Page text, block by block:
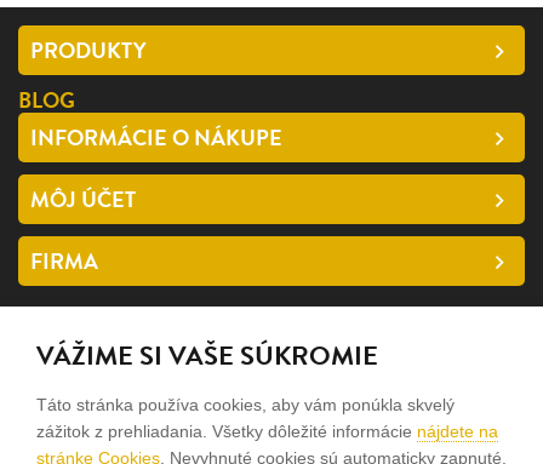
PRODUKTY
BLOG
INFORMÁCIE O NÁKUPE
MÔJ ÚČET
FIRMA
SLEDUJTE NÁS
facebook
instagram
VÁŽIME SI VAŠE SÚKROMIE
Táto stránka používa cookies, aby vám ponúkla skvelý
zážitok z prehliadania. Všetky dôležité informácie nájdete na
stránke Cookies . Nevyhnuté cookies sú automaticky zapnuté.